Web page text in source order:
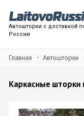
Автошторки с доставкой
России
Главная Автошторки
Каркасные шторки